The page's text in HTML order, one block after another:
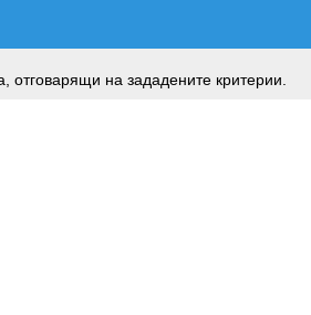
отговарящи на зададените критерии.